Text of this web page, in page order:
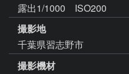
露出1/1000 ISO200
撮影地
千葉県習志野市
撮影機材